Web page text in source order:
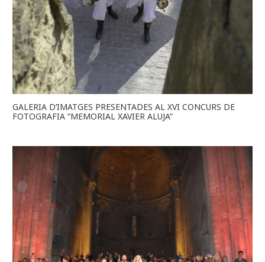
GALERIA D’IMATGES PRESENTADES AL XVI CONCURS DE
FOTOGRAFIA “MEMORIAL XAVIER ALUJA”